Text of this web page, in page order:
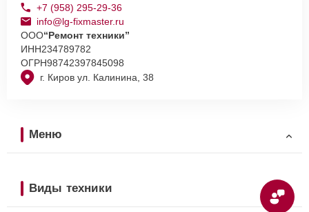
г. Киров ул. Калинина, 38
+7 (958) 295-29-36
info@lg-fixmaster.ru
ООО“Ремонт техники”
ИНН234789782
ОГРН98742397845098
Меню
Виды техники